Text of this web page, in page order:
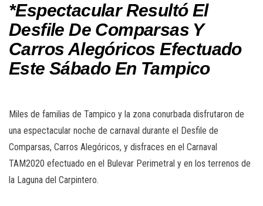
*Espectacular Resultó El
Desfile De Comparsas Y
Carros Alegóricos Efectuado
Este Sábado En Tampico
Miles de familias de Tampico y la zona conurbada disfrutaron de
una espectacular noche de carnaval durante el Desfile de
Comparsas, Carros Alegóricos, y disfraces en el Carnaval
TAM2020 efectuado en el Bulevar Perimetral y en los terrenos de
la Laguna del Carpintero.